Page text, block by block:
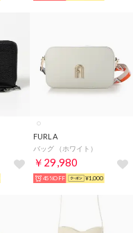
FURLA
バッグ （ホワイト）
￥29,980
45%OFF ¥1,000